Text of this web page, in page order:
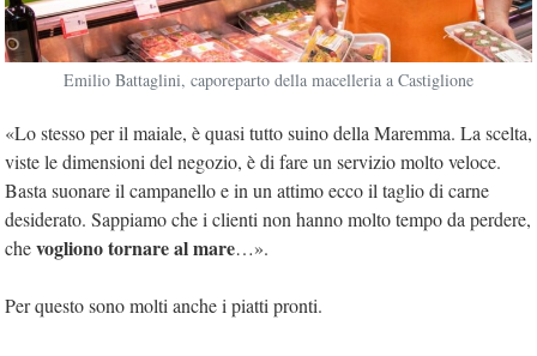
Emilio Battaglini, caporeparto della macelleria a Castiglione
«Lo stesso per il maiale, è quasi tutto suino della Maremma. La scelta,
viste le dimensioni del negozio, è di fare un servizio molto veloce.
Basta suonare il campanello e in un attimo ecco il taglio di carne
desiderato. Sappiamo che i clienti non hanno molto tempo da perdere,
chevogliono tornare al mare…».
Per questo sono molti anche i piatti pronti.